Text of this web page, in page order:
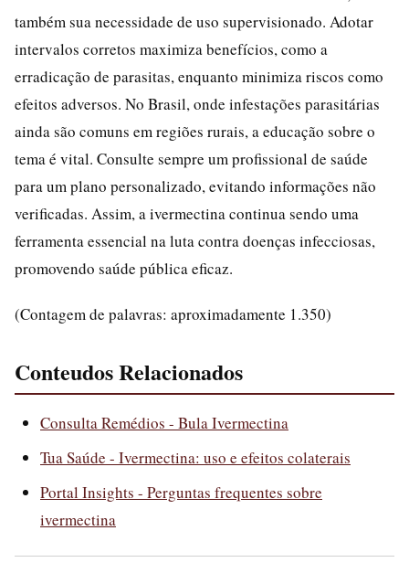
também sua necessidade de uso supervisionado. Adotar
intervalos corretos maximiza benefícios, como a
erradicação de parasitas, enquanto minimiza riscos como
efeitos adversos. No Brasil, onde infestações parasitárias
ainda são comuns em regiões rurais, a educação sobre o
tema é vital. Consulte sempre um profissional de saúde
para um plano personalizado, evitando informações não
verificadas. Assim, a ivermectina continua sendo uma
ferramenta essencial na luta contra doenças infecciosas,
promovendo saúde pública eficaz.
(Contagem de palavras: aproximadamente 1.350)
Conteudos Relacionados
Consulta Remédios - Bula Ivermectina
Tua Saúde - Ivermectina: uso e efeitos colaterais
Portal Insights - Perguntas frequentes sobre
ivermectina